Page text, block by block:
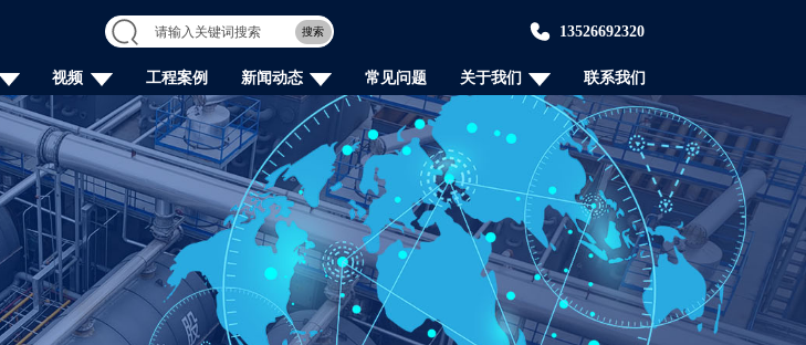
搜索 13526692320
视频 工程案例 新闻动态 常见问题 关于我们 联系我们